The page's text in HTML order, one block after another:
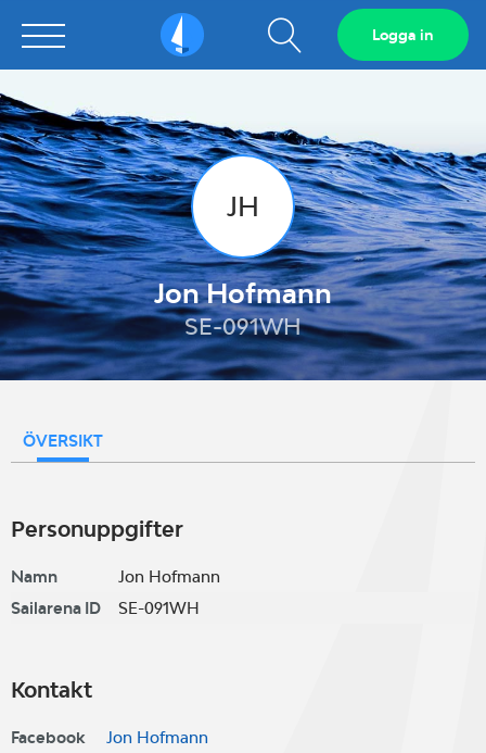
Sailarena Visa
sökfält
Logga in
JH
Jon Hofmann
SE-091WH
ÖVERSIKT
Personuppgifter
Namn
Jon Hofmann
Sailarena ID
SE-091WH
Kontakt
Facebook
Jon Hofmann